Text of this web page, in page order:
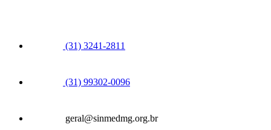
(31) 3241-2811
(31) 99302-0096
geral@sinmedmg.org.br